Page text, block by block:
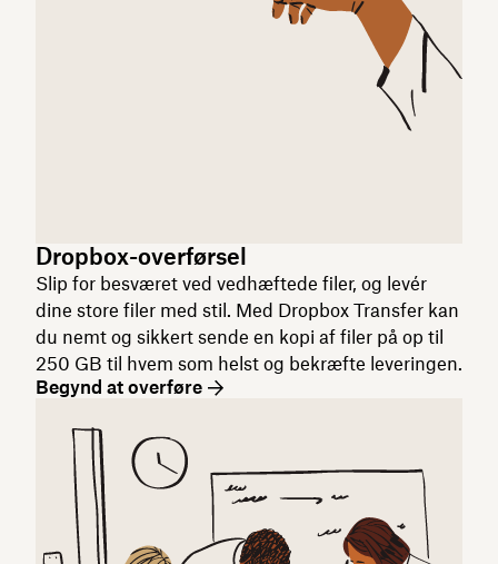
Dropbox-overførsel
Slip for besværet ved vedhæftede filer, og levér
dine store filer med stil. Med Dropbox Transfer kan
du nemt og sikkert sende en kopi af filer på op til
250 GB til hvem som helst og bekræfte leveringen.
Begynd at overføre